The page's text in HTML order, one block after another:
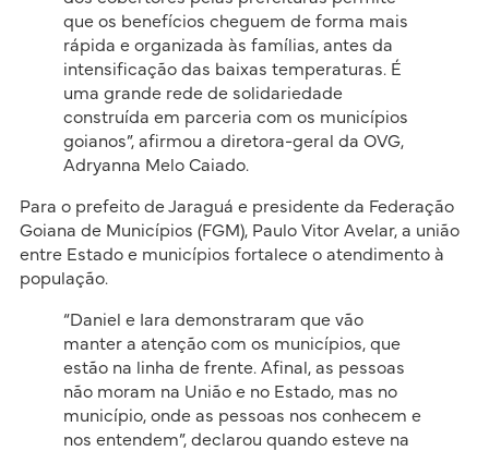
que os benefícios cheguem de forma mais
rápida e organizada às famílias, antes da
intensificação das baixas temperaturas. É
uma grande rede de solidariedade
construída em parceria com os municípios
goianos”, afirmou a diretora-geral da OVG,
Adryanna Melo Caiado.
Para o prefeito de Jaraguá e presidente da Federação
Goiana de Municípios (FGM), Paulo Vitor Avelar, a união
entre Estado e municípios fortalece o atendimento à
população.
“Daniel e Iara demonstraram que vão
manter a atenção com os municípios, que
estão na linha de frente. Afinal, as pessoas
não moram na União e no Estado, mas no
município, onde as pessoas nos conhecem e
nos entendem”, declarou quando esteve na